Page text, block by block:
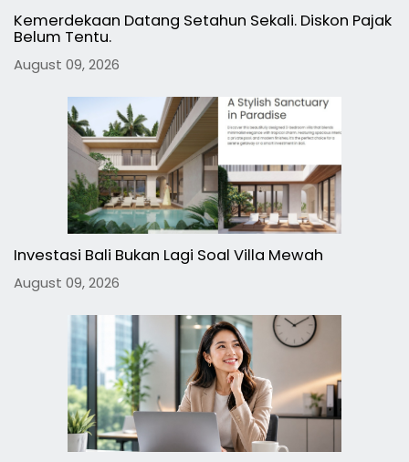
Kemerdekaan Datang Setahun Sekali. Diskon Pajak
Belum Tentu.
August 09, 2026
Investasi Bali Bukan Lagi Soal Villa Mewah
August 09, 2026